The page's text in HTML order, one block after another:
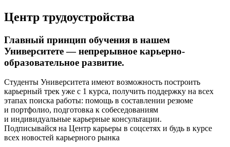
Центр трудоустройства
Главный принцип обучения в нашем
Университете — непрерывное карьерно-
образовательное развитие.
Студенты Университета имеют возможность построить
карьерный трек уже с 1 курса, получить поддержку на всех
этапах поиска работы: помощь в составлении резюме
и портфолио, подготовка к собеседованиям
и индивидуальные карьерные консультации.
Подписывайся на Центр карьеры в соцсетях и будь в курсе
всех новостей карьерного рынка